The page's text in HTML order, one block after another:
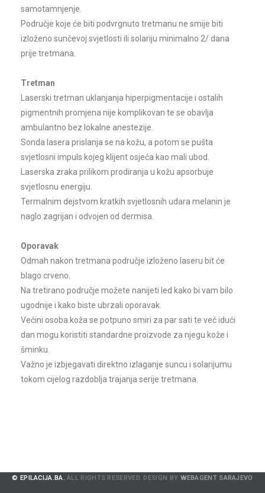
samotamnjenje.
Područje koje će biti podvrgnuto tretmanu ne smije biti
izloženo sunčevoj svjetlosti ili solariju minimalno 2/ dana
prije tretmana.
Tretman
Laserski tretman uklanjanja hiperpigmentacije i ostalih
pigmentnih promjena nije komplikovan te se obavlja
ambulantno bez lokalne anestezije.
Sonda lasera prislanja se na kožu, a potom se pušta
svjetlosni impuls kojeg klijent osjeća kao mali ubod.
Laserska zraka prilikom prodiranja u kožu apsorbuje
svjetlosnu energiju.
Termalnim dejstvom kratkih svjetlosnih udara melanin je
naglo zagrijan i odvojen od dermisa.
Oporavak
Odmah nakon tretmana područje izloženo laseru bit će
blago crveno.
Na tretirano područje možete nanijeti led kako bi vam bilo
ugodnije i kako biste ubrzali oporavak.
Većini osoba koža se potpuno smiri za par sati te već idući
dan mogu koristiti standardne proizvode za njegu kože i
šminku.
Važno je izbjegavati direktno izlaganje suncu i solarijumu
tokom cijelog razdoblja trajanja serije tretmana.
© EPILACIJA.BA. ALL RIGHTS RESERVED. DESIGN BY WEBAGENT SARAJEVO